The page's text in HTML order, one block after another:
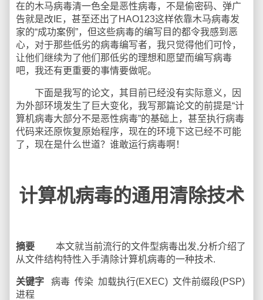
在的木马病毒清一色全是恶性病毒，不是偷密码、弹广
告就是改IE，甚至还出了HAO123这样依靠木马病毒发
家的“成功案例”，但这些病毒的编写目的都令我感到恶
心，对于那些低劣的病毒编写者，我只觉得他们可怜，
让他们继续为了他们那低劣的理想和愿望而编写病毒
吧，我还有更重要的事情要做呢。
下面是我写的论文，其目前已经没有实际意义，因
为外部环境发生了巨大变化，我写那篇论文的前提是“计
算机病毒大部分不是恶性病毒”的基础上，甚至执行病毒
代码来还原恢复原始程序，现在的环境下这已经不可能
了，现在是什么世道？谁敢运行病毒啊！
计算机病毒的通用清除技术
摘要 本文就当前流行的文件型病毒出发,分析介绍了
从文件结构特性入手清除计算机病毒的一种技术.
关键字 病毒 传染 加载执行(EXEC) 文件前缀段(PSP)
进程